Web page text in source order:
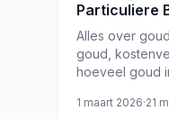
Particuliere
Alles over
goud,
hoeveel goud
1 maart 2026·21